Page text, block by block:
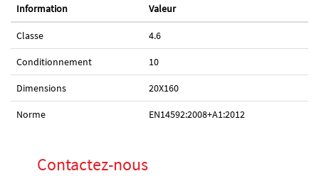
Information Valeur
Classe 4.6
Conditionnement 10
Dimensions 20X160
Norme EN14592:2008+A1:2012
Contactez-nous